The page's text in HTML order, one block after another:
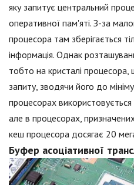
яку запитує центральний
оперативної пам'яті. З-за
процесора там зберігається
інформація. Однак
тобто на кристалі
запиту, зводячи його до
процесорах
але в процесорах,
кеш процесора досягає 20
Буфер асоціативної